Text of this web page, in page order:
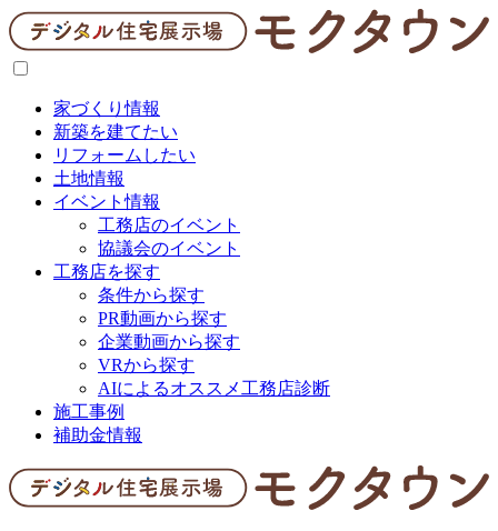
家づくり情報
新築を建てたい
リフォームしたい
土地情報
イベント情報
工務店のイベント
協議会のイベント
工務店を探す
条件から探す
PR動画から探す
企業動画から探す
VRから探す
AIによるオススメ工務店診断
施工事例
補助金情報